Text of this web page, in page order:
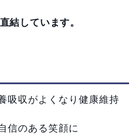
結しています。
吸収がよくなり健康維持
信のある笑顔に